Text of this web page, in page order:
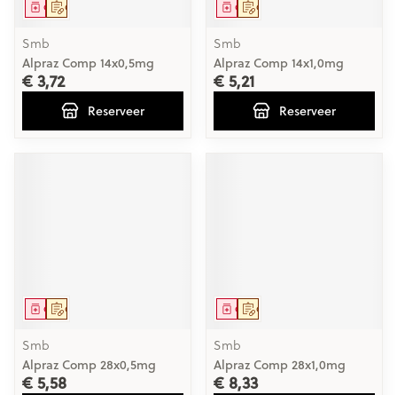
Op voorschrift
Geneesmiddel
Smb
Alpraz Comp 14x0,5mg
€ 3,72
Reserveer
Op voorschrift
Geneesmiddel
Smb
Alpraz Comp 14x1,0mg
€ 5,21
Reserveer
Op voorschrift
Geneesmiddel
Smb
Alpraz Comp 28x0,5mg
€ 5,58
Op voorschrift
Geneesmiddel
Smb
Alpraz Comp 28x1,0mg
€ 8,33